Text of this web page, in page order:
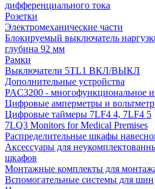
дифференциального тока
Розетки
Электромеханические части
Блокируемый выключатель
глубина 92 мм
Рамки
Выключатели 5TL1 ВКЛ/ВЫКЛ
Дополнительные устройства
PAC3200 - многофункциональное
Цифровые амперметры и
Цифровые таймеры 7LF4 4, 7LF4 5
7LQ3 Monitors for Medical Premises
Распределительные шкафы
Аксессуары для
шкафов
Монтажные комплекты для
Вспомогательные системы для шин